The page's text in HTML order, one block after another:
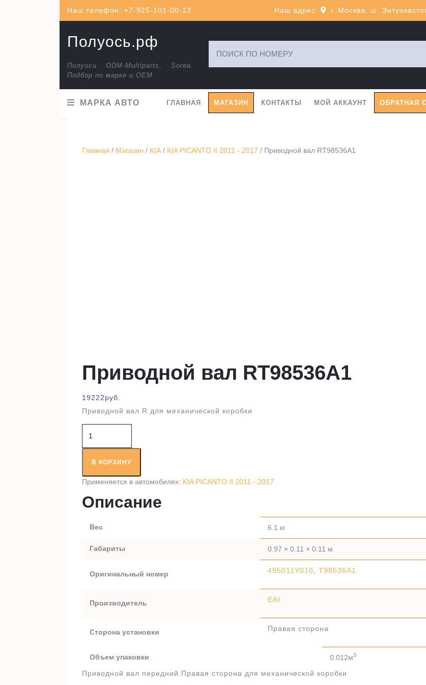
Наш телефон: +7-925-101-00-13 Наш адрес: г. Москва, ш.
Полуось.рф
Полуоси ODM-Multiparts, Sorea.
Подбор по марке и ОЕМ
МАРКА АВТО ГЛАВНАЯ МАГАЗИН КОНТАКТЫ МОЙ АККАУНТ ОБРАТНАЯ
Главная / Магазин / KIA / KIA PICANTO II 2011 - 2017 / Приводной вал RT98536A1
Приводной вал RT98536A1
19222руб.
Приводной вал R для механической коробки
товара
Приводной
валВ КОРЗИНУ
Применяется в автомобилях: KIA PICANTO II 2011 - 2017
Описание
Вес 6.1 кг
Габариты 0.97 × 0.11 × 0.11 м
Оригинальный номер 495011Y010 T98536A1
Производитель EAI
Сторона установки Правая сторона
Объем упаковки 0.012м3
Приводной вал передний.Правая сторона для механической коробки